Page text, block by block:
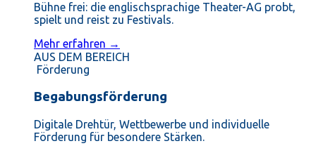
Bühne frei: die englischsprachige Theater-AG probt,
spielt und reist zu Festivals.
Mehr erfahren →
AUS DEM BEREICH
Förderung
Begabungsförderung
Digitale Drehtür, Wettbewerbe und individuelle
Förderung für besondere Stärken.